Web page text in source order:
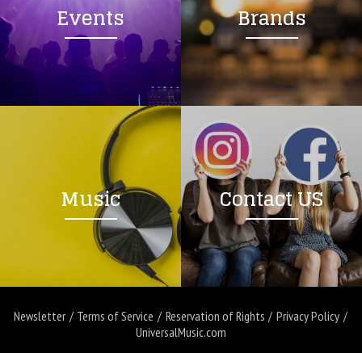
Events Brands
Music Contact US
Newsletter Terms of Service Reservation of Rights
Privacy Policy
UniversalMusic.com